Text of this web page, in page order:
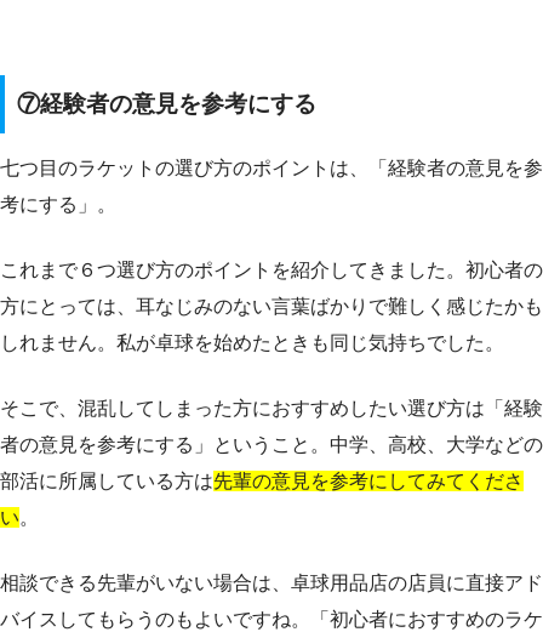
⑦経験者の意見を参考にする
七つ目のラケットの選び方のポイントは、「経験者の意見を参
考にする」。
これまで６つ選び方のポイントを紹介してきました。初心者の
方にとっては、耳なじみのない言葉ばかりで難しく感じたかも
しれません。私が卓球を始めたときも同じ気持ちでした。
そこで、混乱してしまった方におすすめしたい選び方は「経験
者の意見を参考にする」ということ。中学、高校、大学などの
部活に所属している方は先輩の意見を参考にしてみてくださ
い。
相談できる先輩がいない場合は、卓球用品店の店員に直接アド
バイスしてもらうのもよいですね。「初心者におすすめのラケ